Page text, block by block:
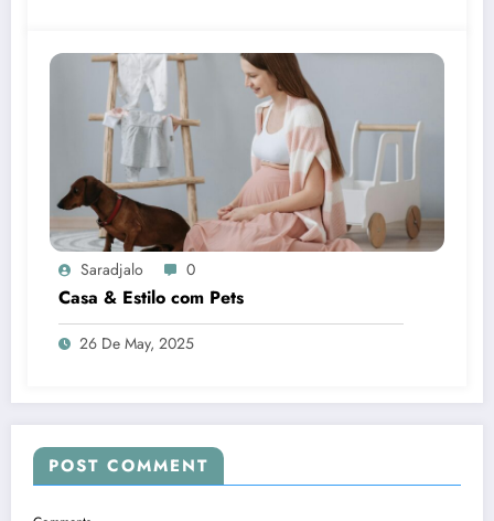
Saradjalo 0
Casa & Estilo com Pets
26 De May, 2025
POST COMMENT